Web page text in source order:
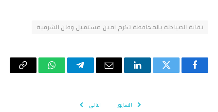
نقابة الصيادلة بالمحافظة تكرم امين مستقبل وطن الشرقية
فيسبوكتويتر لينكدإن البريد
تيلقرام واتسابCopy
السابق التالي